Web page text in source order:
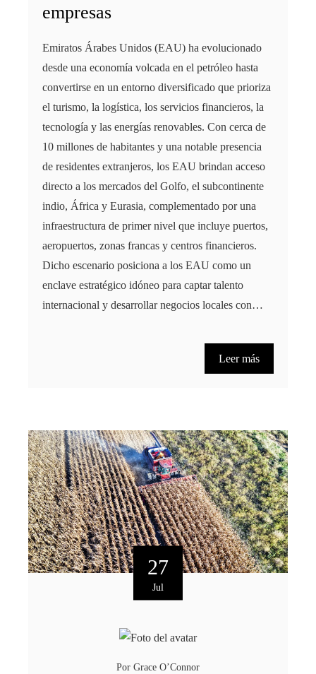
empresas
Emiratos Árabes Unidos (EAU) ha evolucionado
desde una economía volcada en el petróleo hasta
convertirse en un entorno diversificado que prioriza
el turismo, la logística, los servicios financieros, la
tecnología y las energías renovables. Con cerca de
10 millones de habitantes y una notable presencia
de residentes extranjeros, los EAU brindan acceso
directo a los mercados del Golfo, el subcontinente
indio, África y Eurasia, complementado por una
infraestructura de primer nivel que incluye puertos,
aeropuertos, zonas francas y centros financieros.
Dicho escenario posiciona a los EAU como un
enclave estratégico idóneo para captar talento
internacional y desarrollar negocios locales con…
Leer más
27
Jul
Por Grace O’Connor